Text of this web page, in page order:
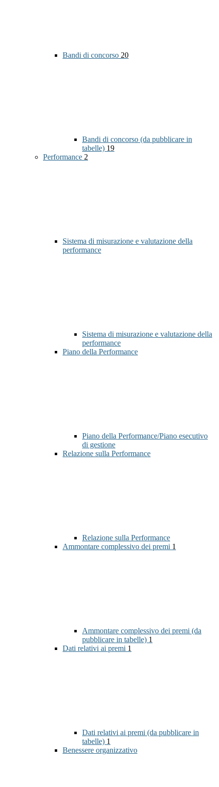
Bandi di concorso 20
Bandi di concorso (da pubblicare in
tabelle) 19
Performance 2
Sistema di misurazione e valutazione della
performance
Sistema di misurazione e valutazione della
performance
Piano della Performance
Piano della Performance/Piano esecutivo
di gestione
Relazione sulla Performance
Relazione sulla Performance
Ammontare complessivo dei premi 1
Ammontare complessivo dei premi (da
pubblicare in tabelle) 1
Dati relativi ai premi 1
Dati relativi ai premi (da pubblicare in
tabelle) 1
Benessere organizzativo